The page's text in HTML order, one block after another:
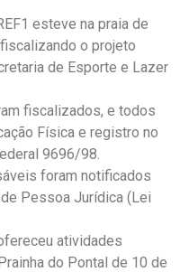
esteve na praia de
o projeto
de Esporte e Lazer
fiscalizados, e todos
Física e registro no
9696/98.
foram notificados
Pessoa Jurídica (Lei
atividades
do Pontal de 10 de